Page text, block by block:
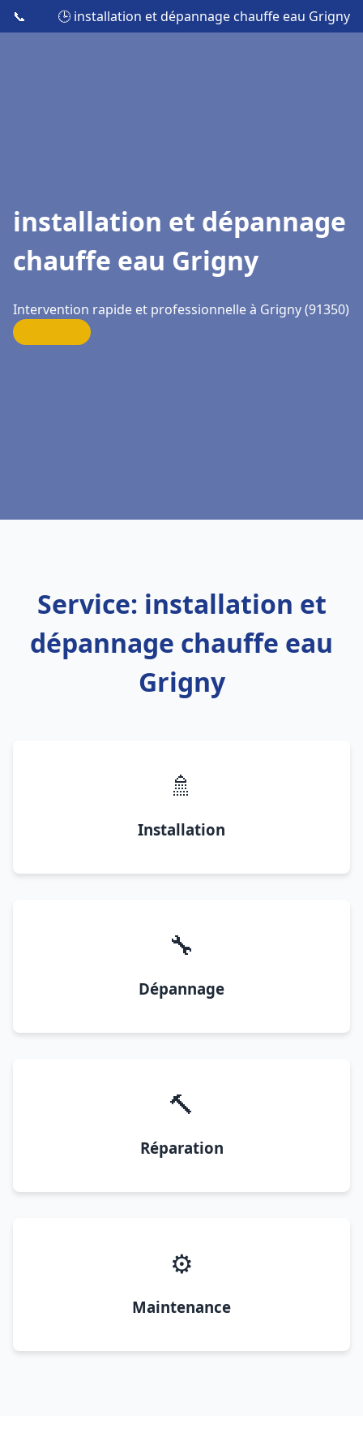
📞 🕒 installation et dépannage chauffe eau Grigny
installation et dépannage
chauffe eau Grigny
Intervention rapide et professionnelle à Grigny (91350)
Service: installation et
dépannage chauffe eau
Grigny
🚿
Installation
🔧
Dépannage
🔨
Réparation
⚙️
Maintenance